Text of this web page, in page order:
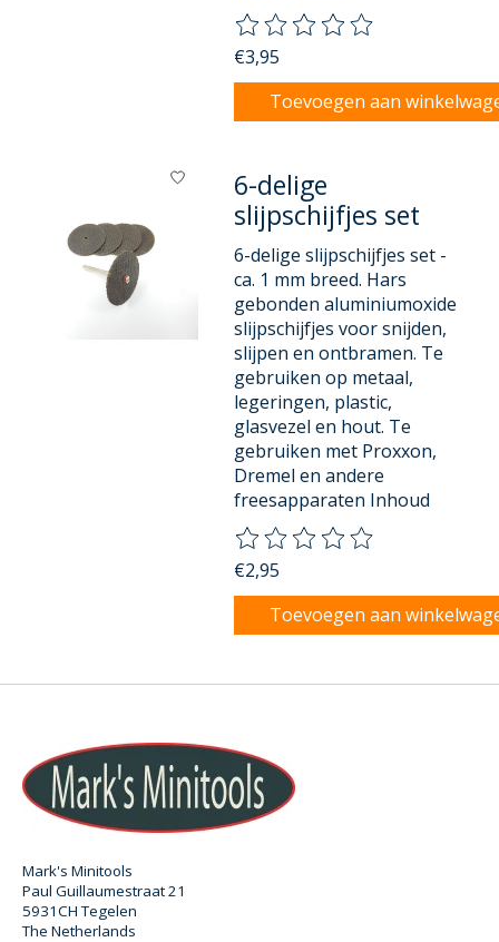
De beoordeling van dit
€3,95
Toevoegen aan
6-delige
slijpschijfjes set
6-delige slijpschijfjes set -
ca. 1 mm breed. Hars
gebonden aluminiumoxide
slijpschijfjes voor snijden,
slijpen en ontbramen. Te
gebruiken op metaal,
legeringen, plastic,
glasvezel en hout. Te
gebruiken met Proxxon,
Dremel en andere
freesapparaten Inhoud
De beoordeling van dit
€2,95
Toevoegen aan
Mark's Minitools
Paul Guillaumestraat 21
5931CH Tegelen
The Netherlands